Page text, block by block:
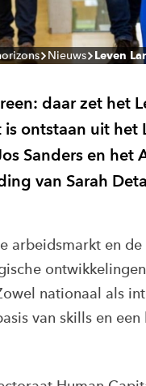
Nieuws Leven
daar zet het
ontstaan uit het
Sanders en het
van Sarah
arbeidsmarkt en
nationaal als
van skills en